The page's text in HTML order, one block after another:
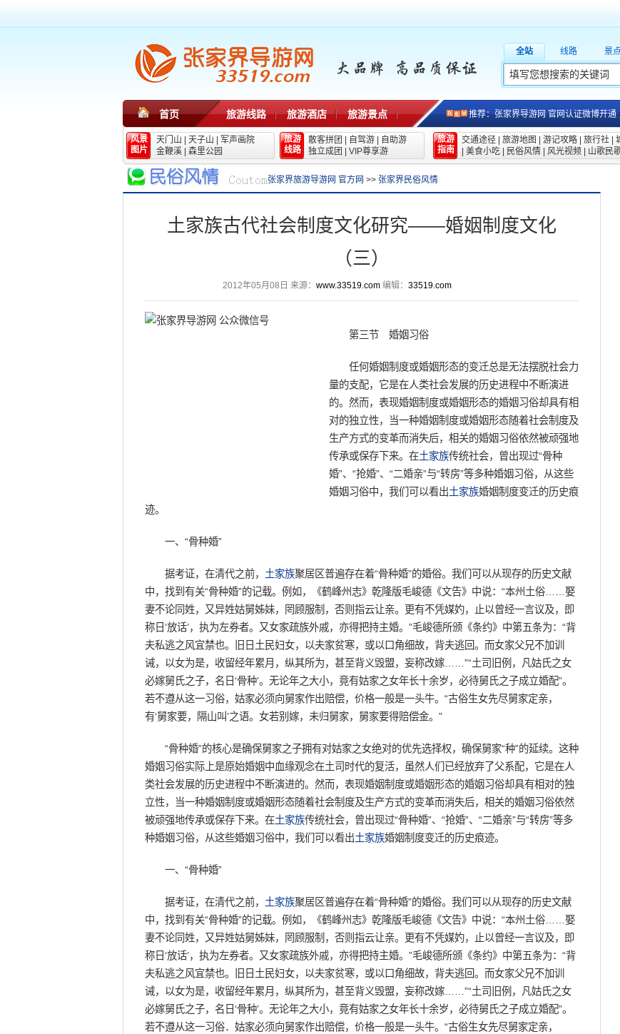
全站 线路 景点
首页 旅游线路 旅游酒店 旅游景点 推荐：张家界导游网 官网认证微博开通
风景
图片
天门山 天子山
军声画院
金鞭溪
森里公园
旅游
线路
散客拼团 自驾游
自助游
独立成团
VIP尊享游
旅游
指南
交通途径 旅游地图 游记攻略 旅行社
美食小吃 民俗风情 风光视频 山歌民
张家界旅游导游网 官方网 >> 张家界民俗风情
土家族古代社会制度文化研究——婚姻制度文化
（三）
2012年05月08日 来源： www.33519.com编辑： 33519.com
第三节 婚姻习俗
任何婚姻制度或婚姻形态的变迁总是无法摆脱社会力
量的支配，它是在人类社会发展的历史进程中不断演进
的。然而，表现婚姻制度或婚姻形态的婚姻习俗却具有相
对的独立性，当一种婚姻制度或婚姻形态随着社会制度及
生产方式的变革而消失后，相关的婚姻习俗依然被顽强地
传承或保存下来。在土家族传统社会，曾出现过“骨种
婚”、“抢婚”、“二婚亲”与“转房”等多种婚姻习俗，从这些
婚姻习俗中，我们可以看出土家族婚姻制度变迁的历史痕
迹。
一、“骨种婚”
据考证，在清代之前， 土家族聚居区普遍存在着“骨种婚”的婚俗。我们可以从现存的历史文献
中，找到有关“骨种婚”的记载。例如，《鹤峰州志》乾隆版毛峻德《文告》中说：“本州土俗……娶
妻不论同姓，又异姓姑舅姊妹，罔顾服制，否则指云让亲。更有不凭媒妁，止以曾经一言议及，即
称日‘放话’，执为左券者。又女家疏族外戚，亦得把持主婚。”毛峻德所颁《条约》中第五条为：“背
夫私逃之风宜禁也。旧日土民妇女，以夫家贫寒，或以口角细故，背夫逃回。而女家父兄不加训
诫，以女为是，收留经年累月，纵其所为，甚至背义毁盟，妄称改嫁……”“土司旧例，凡姑氏之女
必嫁舅氏之子，名日‘骨种’。无论年之大小，竟有姑家之女年长十余岁，必待舅氏之子成立婚配”。
若不遵从这一习俗，姑家必须向舅家作出赔偿，价格一般是一头牛。“古俗生女先尽舅家定亲，
有‘舅家要，隔山叫’之语。女若别嫁，未归舅家，舅家要得赔偿金。”
“骨种婚”的核心是确保舅家之子拥有对姑家之女绝对的优先选择权，确保舅家“种”的延续。这种
婚姻习俗实际上是原始婚姻中血缘观念在土司时代的复活，虽然人们已经放弃了父系配，它是在人
类社会发展的历史进程中不断演进的。然而，表现婚姻制度或婚姻形态的婚姻习俗却具有相对的独
立性，当一种婚姻制度或婚姻形态随着社会制度及生产方式的变革而消失后，相关的婚姻习俗依然
被顽强地传承或保存下来。在土家族传统社会，曾出现过“骨种婚”、“抢婚”、“二婚亲”与“转房”等多
种婚姻习俗，从这些婚姻习俗中，我们可以看出土家族婚姻制度变迁的历史痕迹。
一、“骨种婚”
据考证，在清代之前， 土家族聚居区普遍存在着“骨种婚”的婚俗。我们可以从现存的历史文献
中，找到有关“骨种婚”的记载。例如，《鹤峰州志》乾隆版毛峻德《文告》中说：“本州土俗……娶
妻不论同姓，又异姓姑舅姊妹，罔顾服制，否则指云让亲。更有不凭媒妁，止以曾经一言议及，即
称日‘放话’，执为左券者。又女家疏族外戚，亦得把持主婚。”毛峻德所颁《条约》中第五条为：“背
夫私逃之风宜禁也。旧日土民妇女，以夫家贫寒，或以口角细故，背夫逃回。而女家父兄不加训
诫，以女为是，收留经年累月，纵其所为，甚至背义毁盟，妄称改嫁……”“土司旧例，凡姑氏之女
必嫁舅氏之子，名日‘骨种’。无论年之大小，竟有姑家之女年长十余岁，必待舅氏之子成立婚配”。
若不遵从这一习俗．姑家必须向舅家作出赔偿，价格一般是一头牛。“古俗生女先尽舅家定亲，